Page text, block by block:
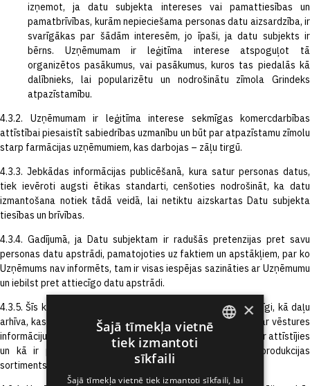
izņemot, ja datu subjekta intereses vai pamattiesības un
pamatbrīvības, kurām nepieciešama personas datu aizsardzība, ir
svarīgākas par šādām interesēm, jo īpaši, ja datu subjekts ir
bērns. Uzņēmumam ir leģitīma interese atspoguļot tā
organizētos pasākumus, vai pasākumus, kuros tas piedalās kā
dalībnieks, lai popularizētu un nodrošinātu zīmola Grindeks
atpazīstamību.
4.3.2. Uzņēmumam ir leģitīma interese sekmīgas komercdarbības
attīstībai piesaistīt sabiedrības uzmanību un būt par atpazīstamu zīmolu
starp farmācijas uzņēmumiem, kas darbojas – zāļu tirgū.
4.3.3. Jebkādas informācijas publicēšanā, kura satur personas datus,
tiek ievēroti augsti ētikas standarti, cenšoties nodrošināt, ka datu
izmantošana notiek tādā veidā, lai netiktu aizskartas Datu subjekta
tiesības un brīvības.
4.3.4. Gadījumā, ja Datu subjektam ir radušās pretenzijas pret savu
personas datu apstrādi, pamatojoties uz faktiem un apstākļiem, par ko
Uzņēmums nav informēts, tam ir visas iespējas sazināties ar Uzņēmumu
un iebilst pret attiecīgo datu apstrādi.
4.3.5. Šīs kategorijas datus Uzņēmums plāno glabāt pastāvīgi, kā daļu
arhīva, kas ir kā liecība par attiecīgo laika posmu un kalpo par vēstures
informāciju nākamajām paaudzēm, kā Uzņēmums laika gaitā ir attīstījies
un kā ir palielinājies sniegto pakalpojumu un ražotās produkcijas
sortiments.
×
Šajā tīmekļa vietnē
tiek izmantoti
sīkfaili
Šajā tīmekļa vietnē tiek izmantoti sīkfaili, lai